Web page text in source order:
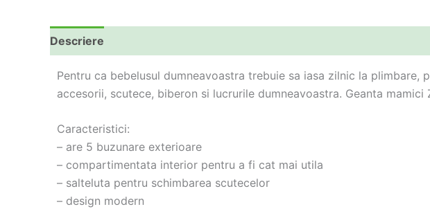
Descriere
Pentru ca bebelusul dumneavoastra trebuie sa iasa zilnic la
accesorii, scutece, biberon si lucrurile dumneavoastra. Geanta
Caracteristici:
– are 5 buzunare exterioare
– compartimentata interior pentru a fi cat mai utila
– salteluta pentru schimbarea scutecelor
– design modern